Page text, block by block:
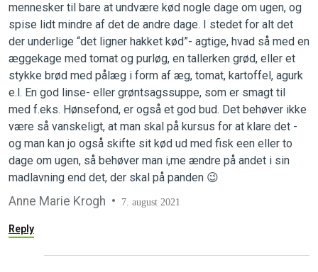
mennesker til bare at undvære kød nogle dage om ugen, og
spise lidt mindre af det de andre dage. I stedet for alt det
der underlige “det ligner hakket kød”- agtige, hvad så med en
æggekage med tomat og purløg, en tallerken grød, eller et
stykke brød med pålæg i form af æg, tomat, kartoffel, agurk
e.l. En god linse- eller grøntsagssuppe, som er smagt til
med f.eks. Hønsefond, er også et god bud. Det behøver ikke
være så vanskeligt, at man skal på kursus for at klare det -
og man kan jo også skifte sit kød ud med fisk een eller to
dage om ugen, så behøver man i,me ændre på andet i sin
madlavning end det, der skal på panden 😉
Anne Marie Krogh 7. august 2021
Reply